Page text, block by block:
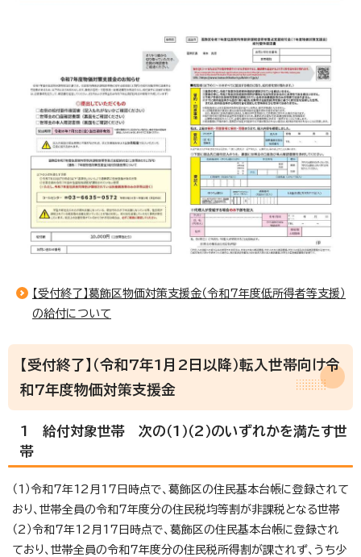
【受付終了】葛飾区物価対策支援金（令和7年度低所得者等支援）
の給付について
【受付終了】（令和7年1月2日以降）転入世帯向け令
和7年度物価対策支援金
1 給付対象世帯 次の（1）（2）のいずれかを満たす世
帯
（1）令和7年12月17日時点で、葛飾区の住民基本台帳に登録されて
おり、世帯全員の令和7年度分の住民税均等割が非課税となる世帯
（2）令和7年12月17日時点で、葛飾区の住民基本台帳に登録され
ており、世帯全員の令和7年度分の住民税所得割が課されず、うち少